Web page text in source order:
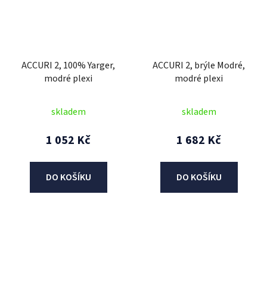
ACCURI 2, 100% Yarger,
modré plexi
skladem
1 052 Kč
DO KOŠÍKU
ACCURI 2, brýle Modré,
modré plexi
skladem
1 682 Kč
DO KOŠÍKU